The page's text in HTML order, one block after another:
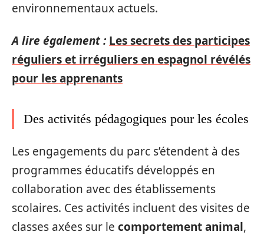
environnementaux actuels.
A lire également : Les secrets des participes
réguliers et irréguliers en espagnol révélés
pour les apprenants
Des activités pédagogiques pour les écoles
Les engagements du parc s’étendent à des
programmes éducatifs développés en
collaboration avec des établissements
scolaires. Ces activités incluent des visites de
classes axées sur le comportement animal,